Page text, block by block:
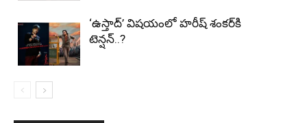
‘ఉస్తాద్’ విషయంలో హరీష్ శంకర్‌కి
టెన్షన్..?